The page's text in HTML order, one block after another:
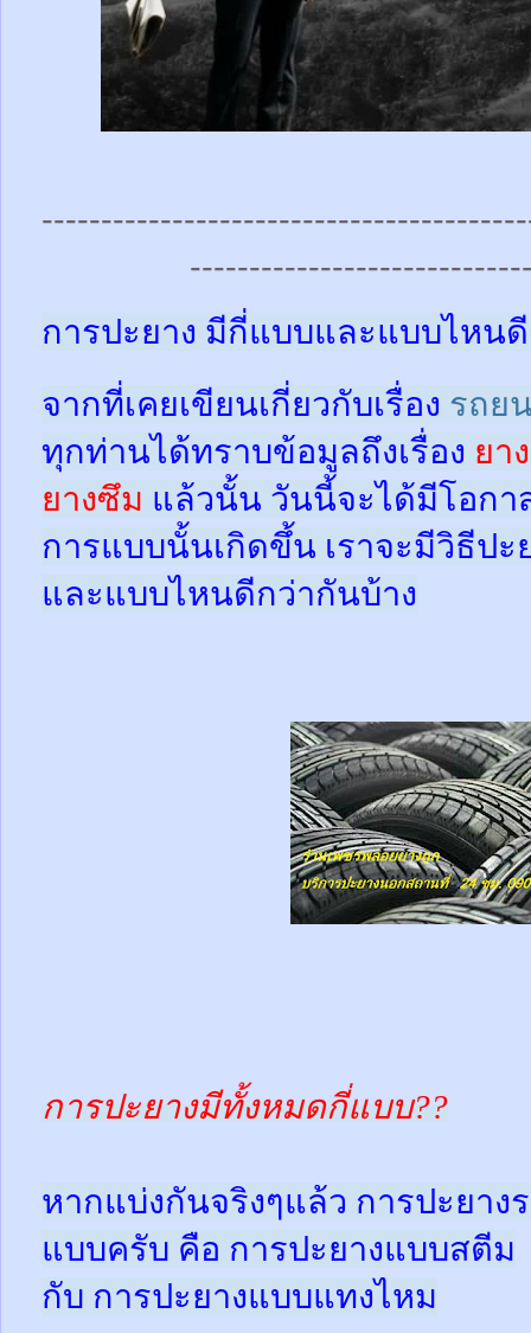
การปะยาง มีกี่แบบและแบบไหน
จากที่เคยเขียนเกี่ยวกับเรื่อง รถย
ทุกท่านได้ทราบข้อมูลถึงเรื่อง ยา
ยางซึม แล้วนั้น วันนี้จะได้มีโอกา
การแบบนั้นเกิดขึ้น เราจะมีวิธีปะ
และแบบไหนดีกว่ากันบ้าง
การปะยางมีทั้งหมดกี่แบบ??
หากแบ่งกันจริงๆแล้ว การปะยาง
แบบครับ คือ การปะยางแบบสตีม
กับ การปะยางแบบแทงไหม